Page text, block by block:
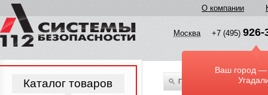
О компании
Москва +7 (495) 926-
Ваш город —
По всему каталогу
Каталог товаров